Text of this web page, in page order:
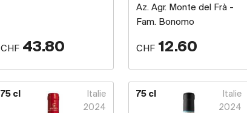
CHF 43.80
Az. Agr. Monte del Frà -
Fam. Bonomo
CHF 12.60
75 cl
Italie
2024
75 cl
Italie
2024